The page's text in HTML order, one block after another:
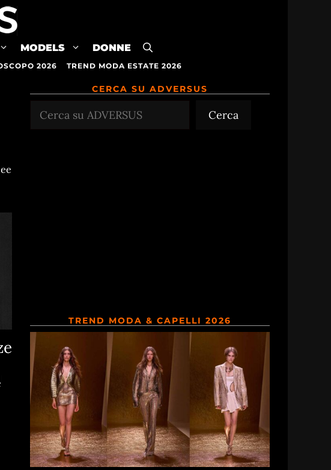
MODELS DONNE
2026 TREND MODA ESTATE 2026
CERCA SU ADVERSUS
Cerca
Cerca
TREND MODA & CAPELLI 2026